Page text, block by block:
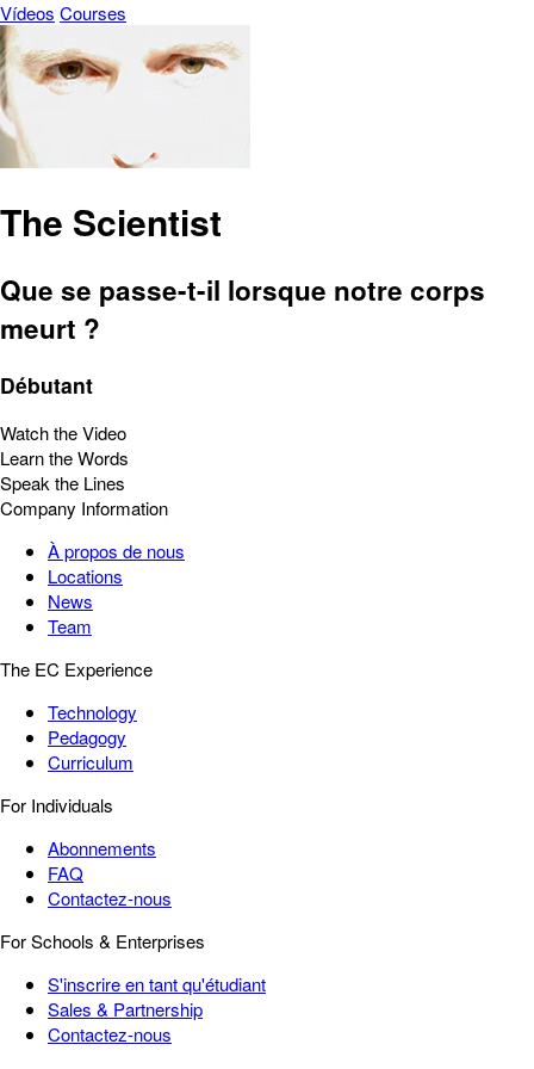
Vídeos Courses
The Scientist
Que se passe-t-il lorsque notre corps
meurt ?
Débutant
Watch the Video
Learn the Words
Speak the Lines
Company Information
À propos de nous
Locations
News
Team
The EC Experience
Technology
Pedagogy
Curriculum
For Individuals
Abonnements
FAQ
Contactez-nous
For Schools & Enterprises
S'inscrire en tant qu'étudiant
Sales & Partnership
Contactez-nous